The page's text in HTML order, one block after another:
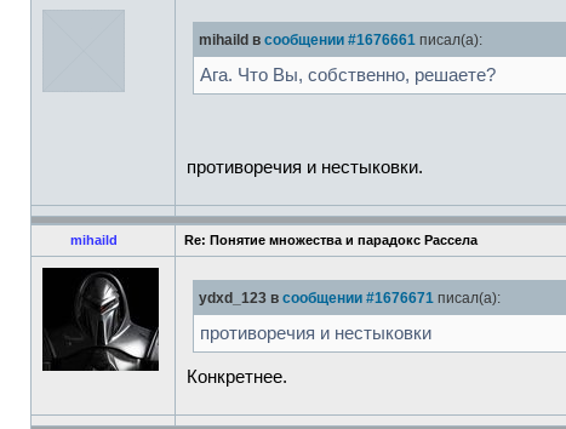
mihaild в сообщении #1676661 писал(а):
Ага. Что Вы, собственно, решаете?
противоречия и нестыковки.
mihaild Re: Понятие множества и парадокс Рассела
ydxd_123 в сообщении #1676671 писал(а):
противоречия и нестыковки
Конкретнее.